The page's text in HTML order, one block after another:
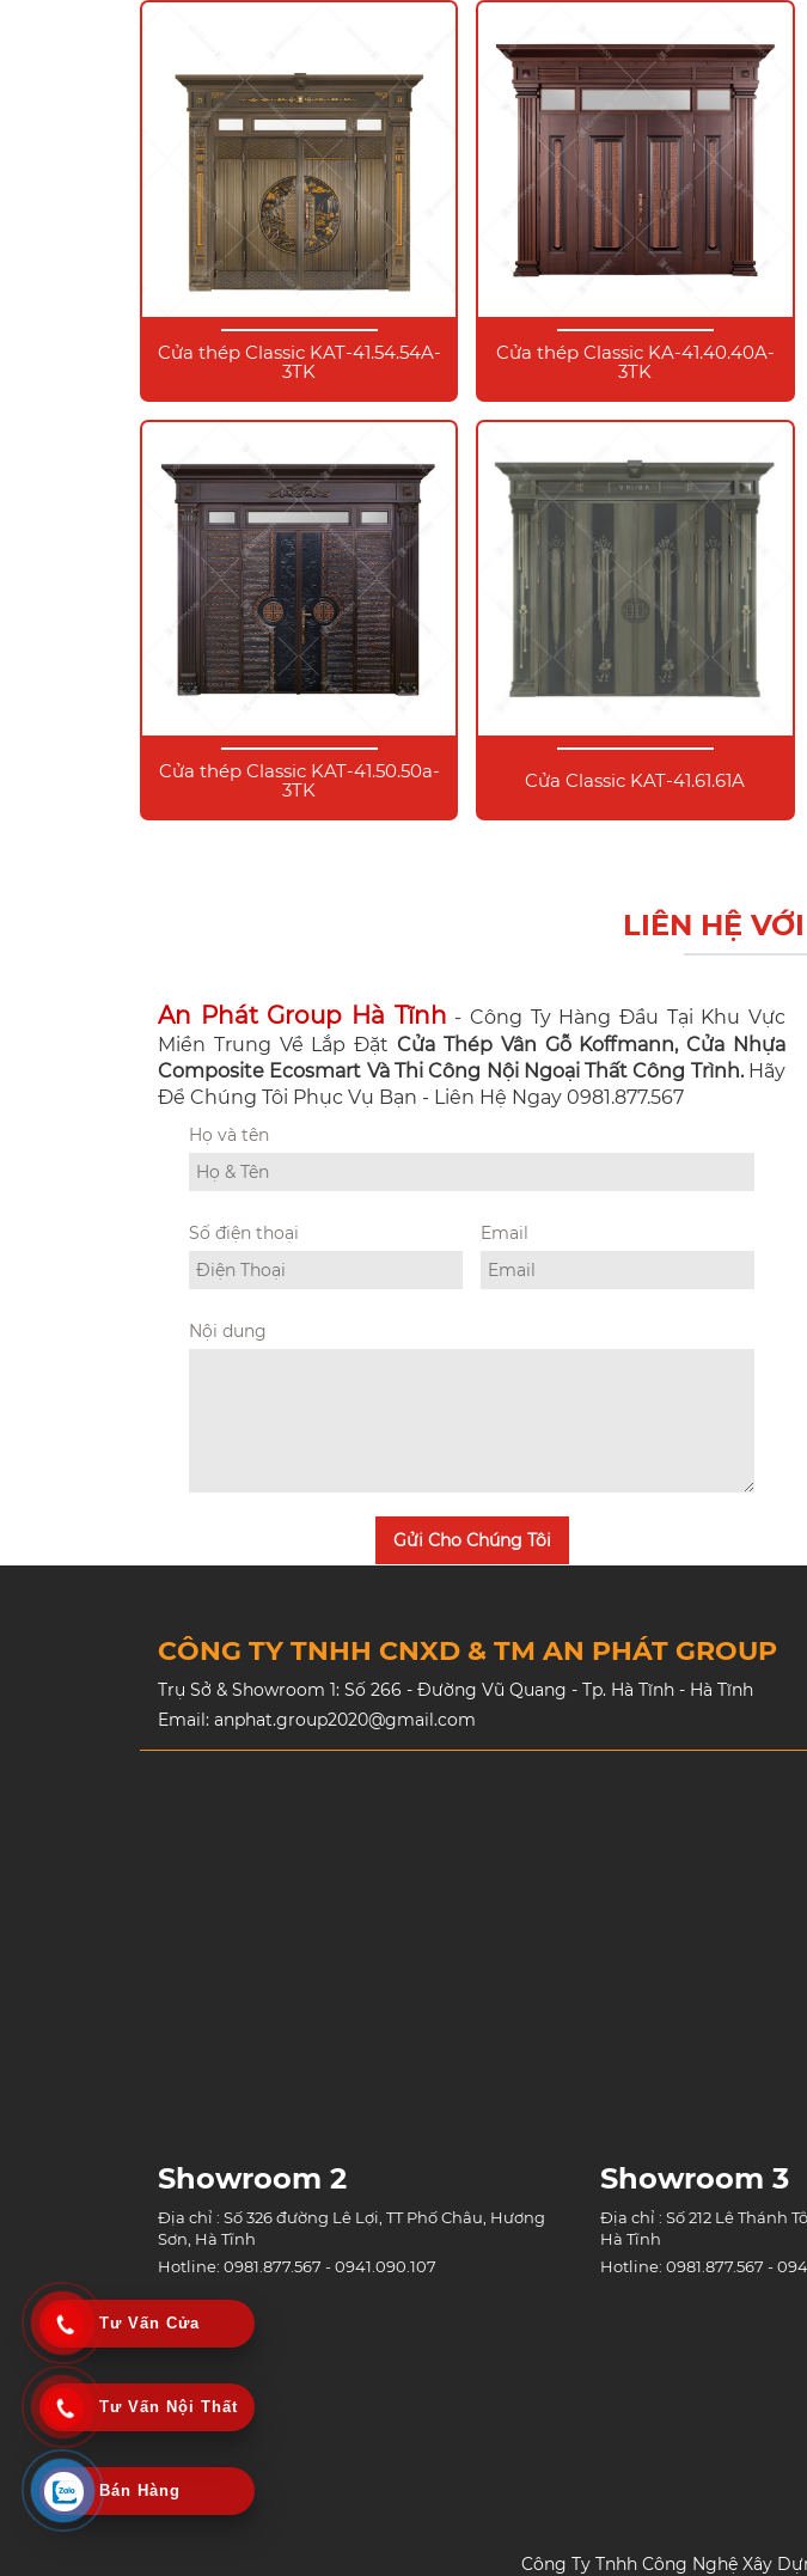
Cửa thép Classic KAT-41.54.54A-
3TK
Cửa thép Classic KA-41.40.40A-
3TK
Cửa thép Classic KAT-41.50.50a-
3TK
Cửa Classic KAT-41.61.61A
LIÊN HỆ
An Phát Group Hà Tĩnh - Công Ty Hàng Đầu Tại Khu Vực
Miền Trung Về Lắp ĐặtCửa Thép Vân Gỗ Koffmann, Cửa Nhựa
Composite Ecosmart Và Thi Công Nội Ngoại Thất Công Trình. Hãy
Để Chúng Tôi Phục Vụ Bạn - Liên Hệ Ngay 0981.877.567
Họ và tên
Số điện thoại Email
Nội dung
Gửi Cho Chúng Tôi
CÔNG TY TNHH CNXD & TM AN PHÁT GROUP
Trụ Sở & Showroom 1: Số 266 - Đường Vũ Quang - Tp. Hà Tĩnh - Hà Tĩnh
Email: anphat.group2020@gmail.com
Showroom 2
Địa chỉ : Số 326 đường Lê Lợi, TT Phố Châu, Hương
Sơn, Hà Tĩnh
Hotline: 0981.877.567 - 0941.090.107
Showroom 3
Địa chỉ : Số 212 Lê Thánh
Hà Tĩnh
Hotline: 0981.877.567 -
Công Ty Tnhh Công Nghệ Xây
Tư Vấn Cửa
Tư Vấn Nội Thất
Bán Hàng